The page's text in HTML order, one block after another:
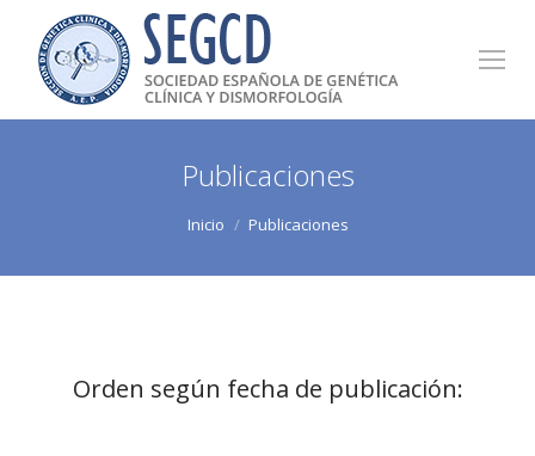
Publicaciones
Inicio Publicaciones
Orden según fecha de publicación: